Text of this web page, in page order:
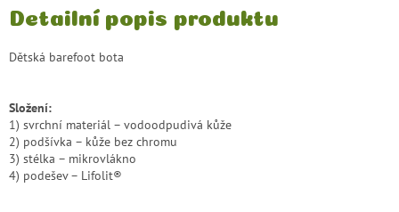
Detailní popis produktu
Dětská barefoot bota
Složení:
1) svrchní materiál – vodoodpudivá kůže
2) podšívka – kůže bez chromu
3) stélka – mikrovlákno
4) podešev – Lifolit®